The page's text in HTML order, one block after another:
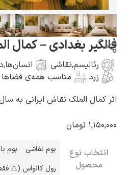
گوستاو کلیمت
بغدادی – کمال الملک
رئالیسم,نقاشی انسان‌ها دوشیزگان
مناسب همه‌ی فضاها افقی
الملک نقاش ایرانی به سال ۱۸۹۸ میلادی
تومان
نوع
بوم نقاشی
بوم با قاب چوبی
رول کانواس (⚠️ فقط چاپ)